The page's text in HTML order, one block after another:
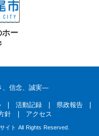
ホー
、信念、誠実―
| 活動記録| 県政報告|
針| アクセス
イト All Rights Reserved.